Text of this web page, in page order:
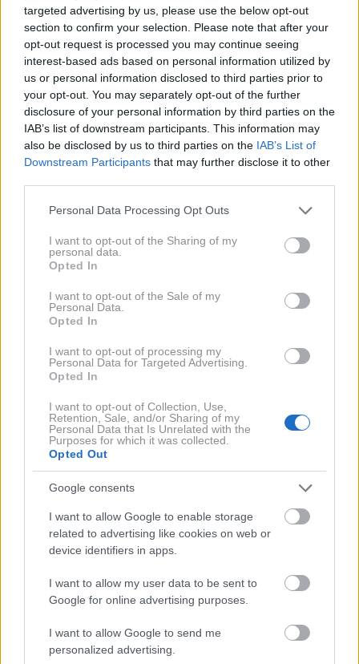
targeted advertising by us, please use the below opt-out
section to confirm your selection. Please note that after your
opt-out request is processed you may continue seeing
interest-based ads based on personal information utilized by
us or personal information disclosed to third parties prior to
your opt-out. You may separately opt-out of the further
disclosure of your personal information by third parties on the
IAB’s list of downstream participants. This information may
also be disclosed by us to third parties on the IAB’s List of
Downstream Participants that may further disclose it to other
Please note that this website/app uses one or more Google
not limited to your visit or usage behaviour. You may click to
grant or deny consent to Google and its third-party tags to
use your data for below specified purposes in below Google
consent section.
Personal Data Processing Opt Outs
I want to opt-out of the Sharing of my
personal data.
Opted In
I want to opt-out of the Sale of my
Personal Data.
Opted In
I want to opt-out of processing my
Personal Data for Targeted Advertising.
Opted In
I want to opt-out of Collection, Use,
Retention, Sale, and/or Sharing of my
Personal Data that Is Unrelated with the
Purposes for which it was collected.
Opted Out
Google consents
I want to allow Google to enable storage
related to advertising like cookies on web or
device identifiers in apps.
I want to allow my user data to be sent to
Google for online advertising purposes.
I want to allow Google to send me
personalized advertising.
zajeten zadek, ki mora prav tako zaviti okrog ovire.
Čeprav PV5 sploh ni tako dolg - 4,695 metra
(medosna razdalja meri 2,995 metra. Ampak kratek
obračalni krog sam po sebi seveda ni dovolj. Potem
so tu še dober pogled nazaj, zajetna ogledala in
kvaliteten sistem kamer, ki je v veliko pomoč. Skratka
v urbanem okolju nisem imel pretiranega občutka, da
sem z njim kot slon v trgovini s porcelanom.
Navsezadnje je udobna v mestu tudi vožnja.
Podvozje lepo popušča ležečim oviram in zgledno
blaži udarce prečnih grbin. Bolje kot marsikateri SUV.
Največja pohvala za kombi v smislu voznih lastnosti,
čeprav že nekoliko klišejska, je potem ravno ta, da se
pelje kot osebni avto. In PV5 jo z veseljem podelim.
Na odprti cesti je PV5 glede na karoserijsko zasnovo
namreč lahkotno voziti. Lahko se sprostim in
pretežno pozabim, da vozim kombi. Brez velikih